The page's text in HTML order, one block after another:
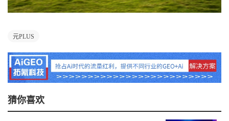
元PLUS
猜你喜欢